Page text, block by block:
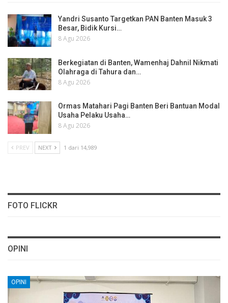
Yandri Susanto Targetkan PAN Banten Masuk 3
Besar, Bidik Kursi…
8 Agu 2026
Berkegiatan di Banten, Wamenhaj Dahnil Nikmati
Olahraga di Tahura dan…
8 Agu 2026
Ormas Matahari Pagi Banten Beri Bantuan Modal
Usaha Pelaku Usaha…
8 Agu 2026
PREV NEXT 1 dari 14,989
FOTO FLICKR
OPINI
OPINI